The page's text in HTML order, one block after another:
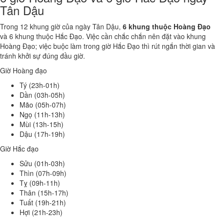
Tân Dậu
Trong 12 khung giờ của ngày Tân Dậu, 6 khung thuộc Hoàng Đạo
và 6 khung thuộc Hắc Đạo. Việc cần chắc chắn nên đặt vào khung
Hoàng Đạo; việc buộc làm trong giờ Hắc Đạo thì rút ngắn thời gian và
tránh khởi sự đúng đầu giờ.
Giờ Hoàng đạo
Tý (23h-01h)
Dần (03h-05h)
Mão (05h-07h)
Ngọ (11h-13h)
Mùi (13h-15h)
Dậu (17h-19h)
Giờ Hắc đạo
Sửu (01h-03h)
Thìn (07h-09h)
Tỵ (09h-11h)
Thân (15h-17h)
Tuất (19h-21h)
Hợi (21h-23h)